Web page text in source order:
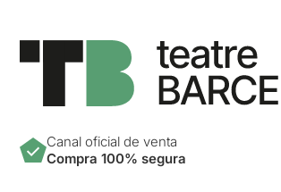
Canal oficial de venta
Compra 100% segura